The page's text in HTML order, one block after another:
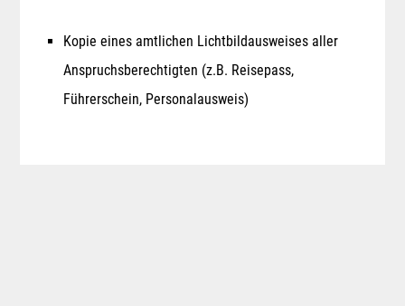
Kopie eines amtlichen Lichtbildausweises aller
Anspruchsberechtigten (z.B. Reisepass,
Führerschein, Personalausweis)